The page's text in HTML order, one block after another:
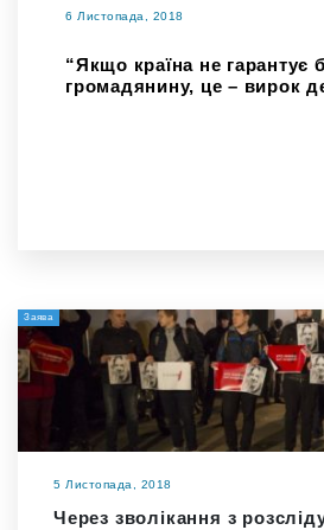
6 Листопада, 2018
“Якщо країна не гарантує
громадянину, це – вирок
Заява
5 Листопада, 2018
Через зволікання з